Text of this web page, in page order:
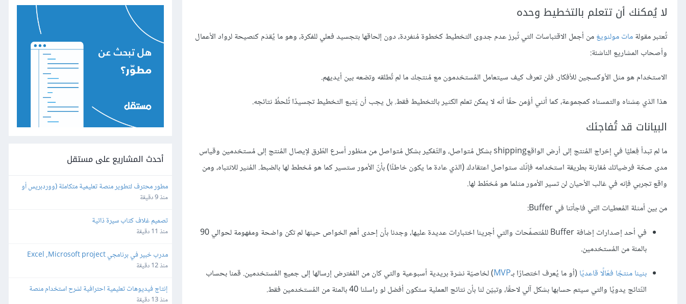
لا يُمكنك أن تتعلم بالتخطيط وحده
تُعتبر مقولةمات مولنويغمن أجمل الاقتباسات التي تُبرز عدم جدوى التخطيط كخطوة مُنفردة، دون إلحاقها بتجسيد فعلي للفكرة، وهو ما يٌقدَم كنصيحة لرواد الأعمال
وأصحاب المشاريع الناشئة:
الاستخدام هو مثل الأوكسجين للأفكار. فلن تعرف كيف سيتعامل المُستخدمون مع مُنتجك ما لم تٌطلقه وتضعه بين أيديهم.
هذا الذي عِشناه والتمسناه كمجموعة، كما أنني أؤمن حقًا أنه لا يمكن تعلم الكثير بالتخطيط فقط. بل يجب أن يَتبع التخطيط تجسيدًا تُلحظُ نتائجه.
البيانات قد تُفاجئك
ما لم تبدأ فِعليًا في إخراج المُنتج إلى أرض الواقعshipping بشكل مُتواصل، والتّفكير بشكل مُتواصل من منظور أسرع الطّرق لإيصال المُنتج إلى مُستخدمين وقياس
مدى صحّة فرضياتك مُقارنة بطريقة استخدامه فإنّك ستواصل اعتقادك (الذي عادة ما يكون خاطئًا) بأنّ الأمور ستسير كما هو مُخطط لها بالضبط. المُثير للانتباه، ومن
واقع تجربي فإنه في غالب الأحيان لن تسير الأمور مثلما هو مُخطّط لها.
من بين أمثلة المُعطيات التي فاجأتنا في Buffer:
في أحد إصدارات إضافة Buffer للمُتصفّحات والتي أجرينا اختبارات عديدة عليها، وجدنا بأن إحدى أهم الخواص حينها لم تكن واضحة ومفهومة لحوالي 90
بالمئة من المُستخدمين.
بنينا منتجًا فعّالًا قاعديّا (أو ما يُعرف اختصارًا بـMVP) لخاصيّة نشرة بريدية أسبوعية والتي كان من المُفترض إرسالها إلى جميع المُستخدمين. قمنا بحساب
النّتائج يدويًا والتي سيتم حسابها بشكل آلي لاحقًا، وتبيّن لنا بأن نتائج العملية ستكون أفضل لو راسلنا 40 بالمئة من المُستخدمين فقط.
أحدث المشاريع على مستقل
برمجة خاصة)
منذ 9 دقيقة
تصميم غلاف كتاب سيرة ذاتية
منذ 11 دقيقة
مدرب خبير في برنامجي Excel ,Microsoft project
منذ 12 دقيقة
إلكترونية (Screen Recording Tutorial)
منذ 13 دقيقة